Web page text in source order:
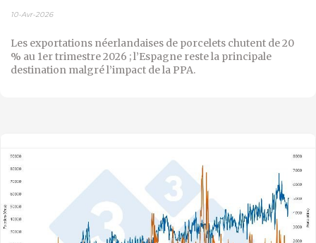
10-Avr-2026
Les exportations néerlandaises de porcelets chutent de 20
% au 1er trimestre 2026 ; l’Espagne reste la principale
destination malgré l’impact de la PPA.